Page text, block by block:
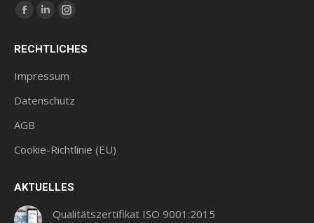
Finde uns auf:
Facebook
wird
in
neuen
Fenster
geöffnet
LinkedIn
wird
in
neuen
geöffnet
Instagram
wird
in
neuen
geöffnet
RECHTLICHES
Impressum
Datenschutz
AGB
Cookie-Richtlinie (EU)
AKTUELLES
Qualitätszertifikat ISO 9001:2015